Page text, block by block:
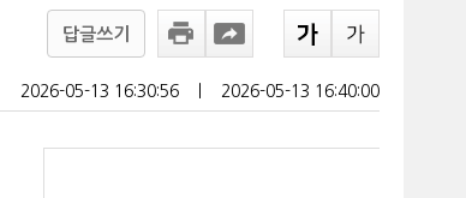
답글쓰기
2026-05-13 16:30:56 2026-05-13 16:40:00